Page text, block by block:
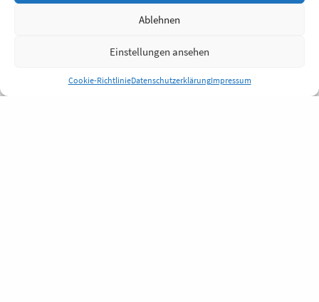
Ablehnen
Einstellungen ansehen
Cookie-RichtlinieDatenschutzerklärungImpressum